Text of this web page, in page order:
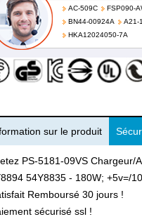
AC-509C FSP090-
BN44-00924A
A21-
HKA12024050-7A
sur le produit
PS-5181-09VS Chargeur/
54Y8835 - 180W; +5v=/
Remboursé 30 jours !
sécurisé ssl !